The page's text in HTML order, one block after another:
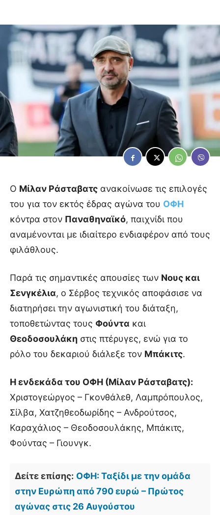
Ο Μίλαν Ράσταβατς ανακοίνωσε τις επιλογές
του για τον εκτός έδρας αγώνα του ΟΦΗ
κόντρα στον Παναθηναϊκό, παιχνίδι που
αναμένονται με ιδιαίτερο ενδιαφέρον από τους
φιλάθλους.
Παρά τις σημαντικές απουσίες των Νους και
Σενγκέλια, ο Σέρβος τεχνικός αποφάσισε να
διατηρήσει την αγωνιστική του διάταξη,
τοποθετώντας τους Φούντα και
Θεοδοσουλάκη στις πτέρυγες, ενώ για το
ρόλο του δεκαριού διάλεξε τον Μπάκιτς.
Η ενδεκάδα του ΟΦΗ (Μίλαν Ράσταβατς):
Χριστογεώργος – Γκονθάλεθ, Λαμπρόπουλος,
Σίλβα, Χατζηθεοδωρίδης – Ανδρούτσος,
Καραχάλιος – Θεοδοσουλάκης, Μπάκιτς,
Φούντας – Γιουνγκ.
Δείτε επίσης: ΟΦΗ: Ταξίδι με την ομάδα
στην Ευρώπη από 790 ευρώ – Πρώτος
αγώνας στις 26 Αυγούστου